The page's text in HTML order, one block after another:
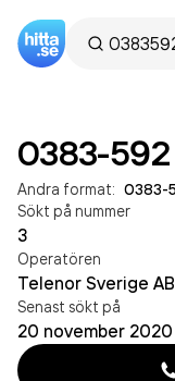
0383-
Andra format: 0383-
Sökt på nummer
3
Operatören
Telenor Sverige AB
Senast sökt på
20 november 2020